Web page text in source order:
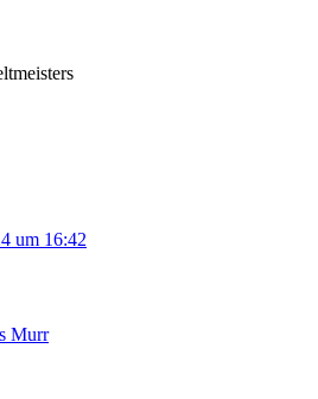
um 16:42
Murr